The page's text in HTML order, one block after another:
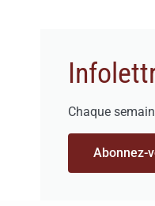
Chaque
Abonnez-